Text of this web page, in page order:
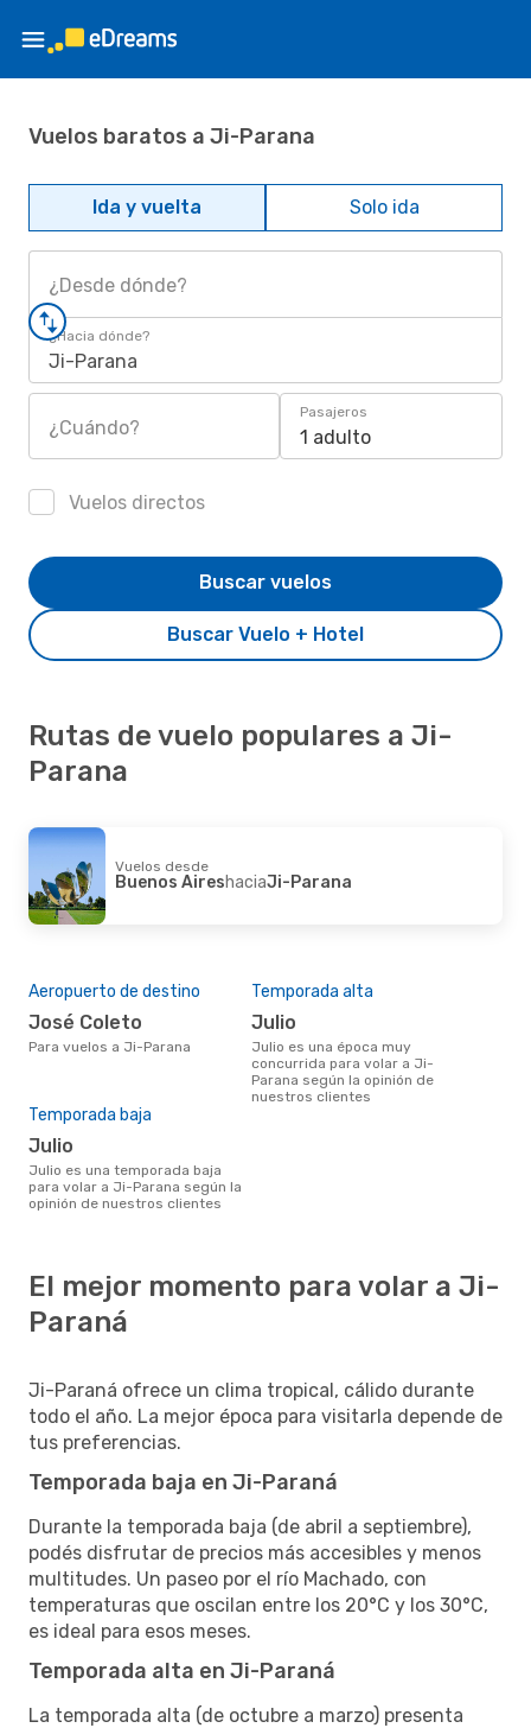
Vuelos baratos a Ji-Parana
Ida y vuelta Solo ida
¿Desde dónde?
¿Hacia dónde?
Ji-Parana
¿Cuándo?
Pasajeros
1 adulto
Vuelos directos
Buscar Vuelo + Hotel
Buscar vuelos
Rutas de vuelo populares a Ji-
Parana
Vuelos desde
Buenos AireshaciaJi-Parana
Aeropuerto de destino
José Coleto
Para vuelos a Ji-Parana
Temporada alta
julio
julio es una época muy
concurrida para volar a Ji-
Parana según la opinión de
nuestros clientes
Temporada baja
julio
julio es una temporada baja
para volar a Ji-Parana según la
opinión de nuestros clientes
El mejor momento para volar a Ji-
Paraná
Ji-Paraná ofrece un clima tropical, cálido durante
todo el año. La mejor época para visitarla depende de
tus preferencias.
Temporada baja en Ji-Paraná
Durante la temporada baja (de abril a septiembre),
podés disfrutar de precios más accesibles y menos
multitudes. Un paseo por el río Machado, con
temperaturas que oscilan entre los 20°C y los 30°C,
es ideal para esos meses.
Temporada alta en Ji-Paraná
La temporada alta (de octubre a marzo) presenta